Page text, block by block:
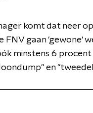
komt dat neer
FNV gaan 'gewone'
minstens 6
en